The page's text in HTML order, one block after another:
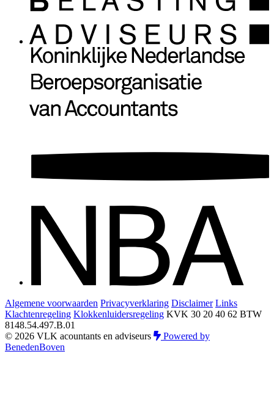
Algemene voorwaarden Privacyverklaring Disclaimer Links
Klachtenregeling Klokkenluidersregeling KVK 30 20 40 62 BTW
8148.54.497.B.01
© 2026 VLK acountants en adviseurs
Powered by
BenedenBoven